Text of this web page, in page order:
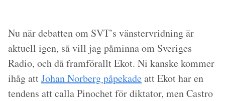
Nu när debatten om SVT’s vänstervridning är
aktuell igen, så vill jag påminna om Sveriges
Radio, och då framförallt Ekot. Ni kanske kommer
ihåg attJohan Norberg påpekadeatt Ekot har en
tendens att calla Pinochet för diktator, men Castro